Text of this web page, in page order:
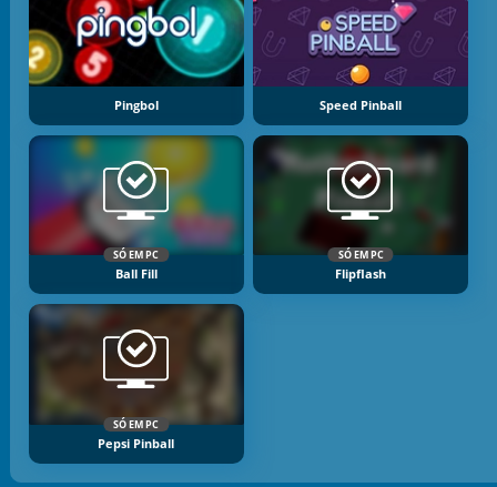
Pingbol Speed Pinball
SÓ EM PC
Ball Fill
SÓ EM PC
Flipflash
SÓ EM PC
Pepsi Pinball